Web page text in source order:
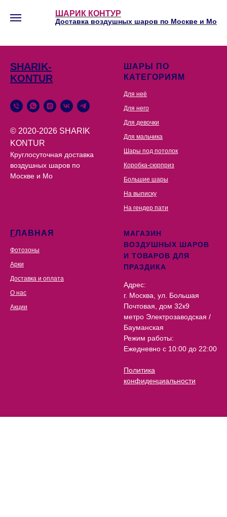
ШАРИК КОНТУР
Доставка воздушных шаров по Москве и Мо
SHARIK-
KONTUR
© 2020-2026 SHARIK
KONTUR
Круглосуточная доставка
воздушных шаров по
Москве и Мо
ШАРЫ ПО
КАТЕГОРИЯМ
Для неё
Для него
Для девочки
Для мальчика
Шары под потолок
Коробка-сюрприз
Большие шары
На выписку
На гендер пати
ГЛАВНАЯ
Фотозоны
Арки
Доставка и оплата
О нас
Акции
МАГАЗИН
ВОЗДУШНЫХ ШАРОВ
И ТОВАРОВ ДЛЯ
ПРАЗДИКА
Адрес:
г. Москва, ул. Большая
Почтовая, дом 32к9
метро Электрозаводская /
Бауманская
Режим работы:
Ежедневно с 10:00 до 22:00
Политика
конфиденциальности